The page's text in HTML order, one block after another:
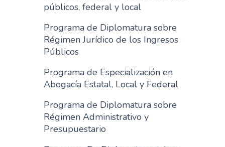
públicos, federal y local
Programa de Diplomatura sobre
Régimen Jurídico de los Ingresos
Públicos
Programa de Especialización en
Abogacía Estatal, Local y Federal
Programa de Diplomatura sobre
Régimen Administrativo y
Presupuestario